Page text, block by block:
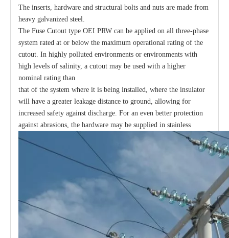
The inserts, hardware and structural bolts and nuts are made from
heavy galvanized steel.
The Fuse Cutout type OEI PRW can be applied on all three-phase
system rated at or below the maximum operational rating of the
cutout. In highly polluted environments or environments with
high levels of salinity, a cutout may be used with a higher
nominal rating than
that of the system where it is being installed, where the insulator
will have a greater leakage distance to ground, allowing for
increased safety against discharge. For an even better protection
against abrasions, the hardware may be supplied in stainless